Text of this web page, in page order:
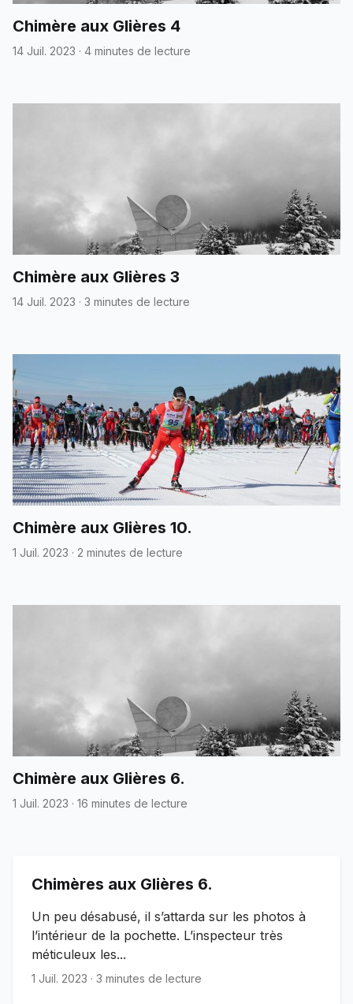
Chimère aux Glières 4
14 Juil. 2023 · 4 minutes de lecture
Chimère aux Glières 3
14 Juil. 2023 · 3 minutes de lecture
Chimère aux Glières 10.
1 Juil. 2023 · 2 minutes de lecture
Chimère aux Glières 6.
1 Juil. 2023 · 16 minutes de lecture
Chimères aux Glières 6.
Un peu désabusé, il s’attarda sur les photos à
l’intérieur de la pochette. L’inspecteur très
méticuleux les...
1 Juil. 2023 · 3 minutes de lecture